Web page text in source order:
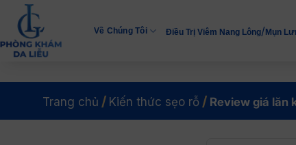
qua
nội
dung
Về Chúng Tôi Điều Trị Viêm Nang Lông/Mụn
Trang chủ / Kiến thức sẹo rỗ / Review giá lăn